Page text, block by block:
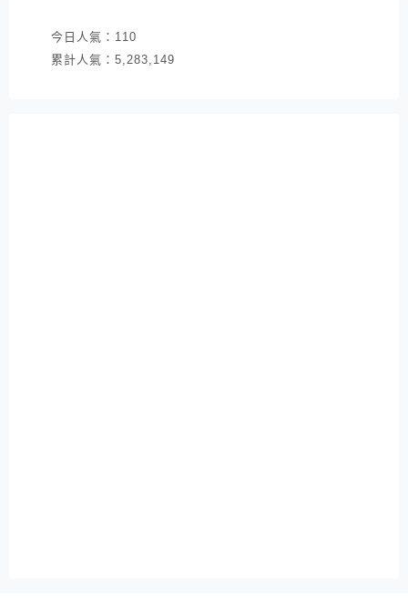
今日人氣： 110
累計人氣： 5,283,149